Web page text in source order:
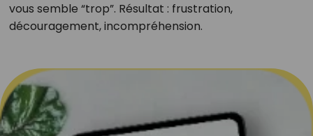
vous semble “trop”. Résultat : frustration,
découragement, incompréhension.